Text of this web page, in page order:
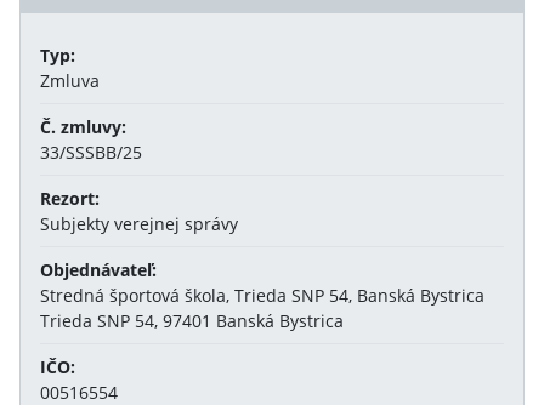
Typ:
Zmluva
Č. zmluvy:
33/SSSBB/25
Rezort:
Subjekty verejnej správy
Objednávateľ:
Stredná športová škola, Trieda SNP 54, Banská Bystrica
Trieda SNP 54, 97401 Banská Bystrica
IČO:
00516554